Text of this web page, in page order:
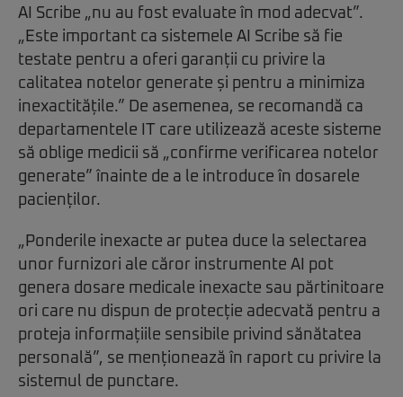
AI Scribe „nu au fost evaluate în mod adecvat”.
„Este important ca sistemele AI Scribe să fie
testate pentru a oferi garanții cu privire la
calitatea notelor generate și pentru a minimiza
inexactitățile.” De asemenea, se recomandă ca
departamentele IT care utilizează aceste sisteme
să oblige medicii să „confirme verificarea notelor
generate” înainte de a le introduce în dosarele
pacienților.
„Ponderile inexacte ar putea duce la selectarea
unor furnizori ale căror instrumente AI pot
genera dosare medicale inexacte sau părtinitoare
ori care nu dispun de protecție adecvată pentru a
proteja informațiile sensibile privind sănătatea
personală”, se menționează în raport cu privire la
sistemul de punctare.